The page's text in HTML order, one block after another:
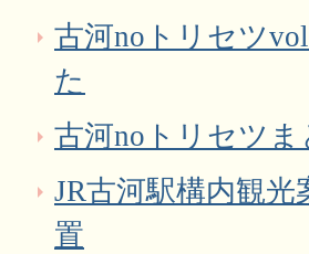
古河noトリセツ
た
古河noトリセツま
JR古河駅構内観
置